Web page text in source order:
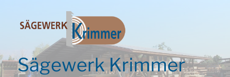
Inhalt
Sägewerk Krimmer